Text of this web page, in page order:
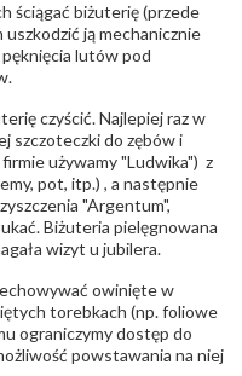
VS
Cytryn
Cytryn - 2 szt.
Fasetowy owalny
ok. 1.2 ct.
S.C. Artur Węc, Małgorzata
3, 30-868 Kraków; NIP:
92-107; sklep@wec.com.pl
w wieku poniżej 3 lat
ściągać biżuterię (przede
ją mechanicznie
lutów pod
czyścić. Najlepiej raz w
szczoteczki do zębów i
używamy "Ludwika") z
pot, itp.) , a następnie
"Argentum",
Biżuteria pielęgnowana
wizyt u jubilera.
owinięte w
torebkach (np. foliowe
ograniczymy dostęp do
powstawania na niej